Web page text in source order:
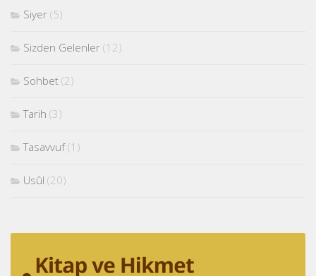
Siyer (5)
Sizden Gelenler (12)
Sohbet (2)
Tarih (3)
Tasavvuf(1)
Usûl (20)